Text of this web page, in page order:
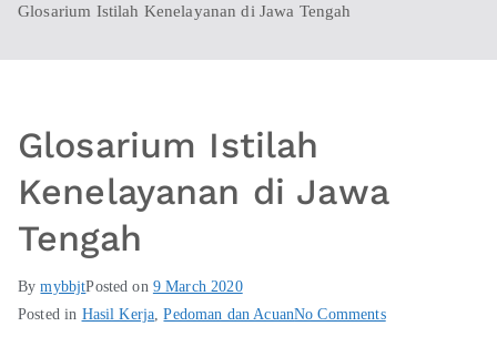
Glosarium Istilah Kenelayanan di Jawa Tengah
Glosarium Istilah
Kenelayanan di Jawa
Tengah
BymybbjtPosted on 9 March 2020
Posted in Hasil Kerja ,Pedoman dan AcuanNo Comments